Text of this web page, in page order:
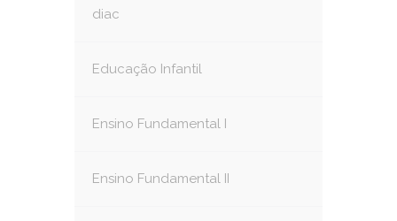
diac
Educação Infantil
Ensino Fundamental I
Ensino Fundamental II